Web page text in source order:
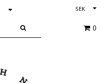
SEK
0